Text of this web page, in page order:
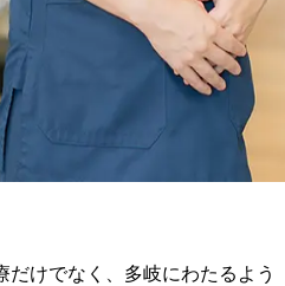
けでなく、多岐にわたるよう